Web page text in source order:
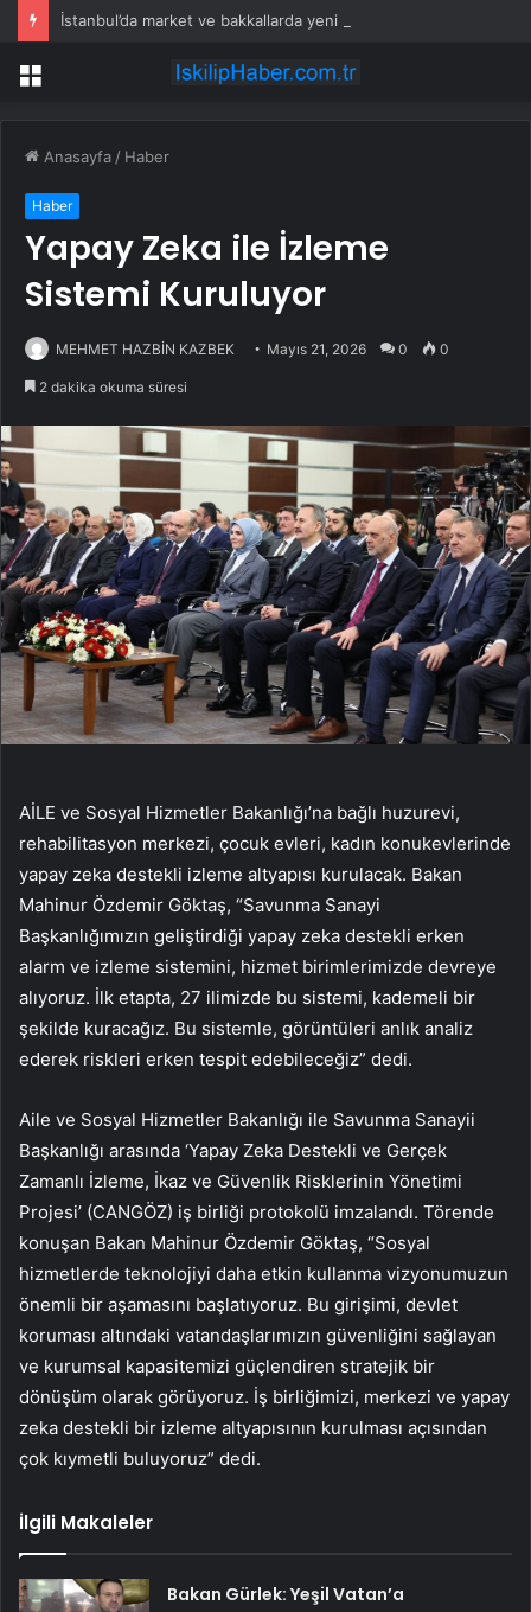
Menü
Anasayfa / Haber
Haber
Yapay Zeka ile İzleme
Sistemi Kuruluyor
MEHMET HAZBİN KAZBEK Mayıs 21, 2026 0 0
2 dakika okuma süresi
AİLE ve Sosyal Hizmetler Bakanlığı’na bağlı huzurevi,
rehabilitasyon merkezi, çocuk evleri, kadın konukevlerinde
yapay zeka destekli izleme altyapısı kurulacak. Bakan
Mahinur Özdemir Göktaş, “Savunma Sanayi
Başkanlığımızın geliştirdiği yapay zeka destekli erken
alarm ve izleme sistemini, hizmet birimlerimizde devreye
alıyoruz. İlk etapta, 27 ilimizde bu sistemi, kademeli bir
şekilde kuracağız. Bu sistemle, görüntüleri anlık analiz
ederek riskleri erken tespit edebileceğiz” dedi.
Aile ve Sosyal Hizmetler Bakanlığı ile Savunma Sanayii
Başkanlığı arasında ‘Yapay Zeka Destekli ve Gerçek
Zamanlı İzleme, İkaz ve Güvenlik Risklerinin Yönetimi
Projesi’ (CANGÖZ) iş birliği protokolü imzalandı. Törende
konuşan Bakan Mahinur Özdemir Göktaş, “Sosyal
hizmetlerde teknolojiyi daha etkin kullanma vizyonumuzun
önemli bir aşamasını başlatıyoruz. Bu girişimi, devlet
koruması altındaki vatandaşlarımızın güvenliğini sağlayan
ve kurumsal kapasitemizi güçlendiren stratejik bir
dönüşüm olarak görüyoruz. İş birliğimizi, merkezi ve yapay
zeka destekli bir izleme altyapısının kurulması açısından
çok kıymetli buluyoruz” dedi.
İlgili Makaleler
Bakan Gürlek: Yeşil Vatan’a